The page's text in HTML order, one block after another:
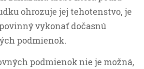
ohrozuje jej tehotenstvo, je
vykonať dočasnú
podmienok.
podmienok nie je možná,